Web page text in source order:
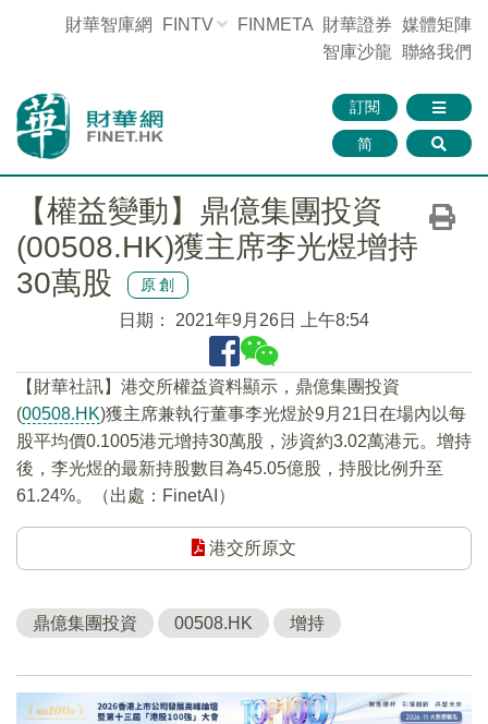
財華智庫網 FINTV FINMETA 財華證券 媒體矩陣
智庫沙龍 聯絡我們
訂閱
简
【權益變動】鼎億集團投資
(00508.HK)獲主席李光煜增持
30萬股
原創
日期： 2021年9月26日 上午8:54
【財華社訊】港交所權益資料顯示，鼎億集團投資
(00508.HK)獲主席兼執行董事李光煜於9月21日在場內以每
股平均價0.1005港元增持30萬股，涉資約3.02萬港元。增持
後，李光煜的最新持股數目為45.05億股，持股比例升至
61.24%。（出處：FinetAI）
港交所原文
鼎億集團投資 00508.HK 增持